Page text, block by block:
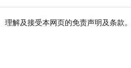
理解及接受本网页的免责声明及条款。